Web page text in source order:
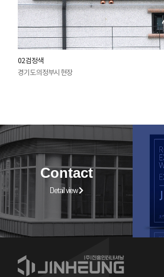
02 검정색
경기도 의정부시 현장
Contact
Detail view